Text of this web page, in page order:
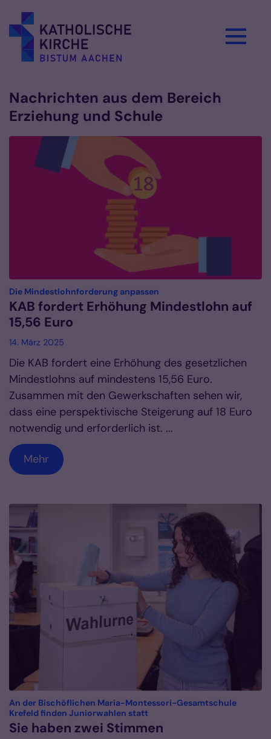
Nachrichten aus dem Bereich
Erziehung und Schule
Die Mindestlohnforderung anpassen
KAB fordert Erhöhung Mindestlohn auf
15,56 Euro
14. März 2025
Die KAB fordert eine Erhöhung des gesetzlichen
Mindestlohns auf mindestens 15,56 Euro.
Zusammen mit den Gewerkschaften sehen wir,
dass eine perspektivische Steigerung auf 18 Euro
notwendig und erforderlich ist. ...
Mehr
An der Bischöflichen Maria-Montessori-Gesamtschule
Krefeld finden Juniorwahlen statt:
Sie haben zwei Stimmen